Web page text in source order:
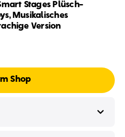
Stages Plüsch-
Musikalisches
Version
Shop